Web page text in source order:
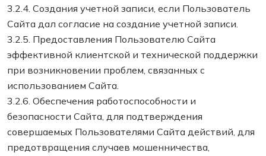
3.2.4. Создания учетной записи, если Пользователь
Сайта дал согласие на создание учетной записи.
3.2.5. Предоставления Пользователю Сайта
эффективной клиентской и технической поддержки
при возникновении проблем, связанных с
использованием Сайта.
3.2.6. Обеспечения работоспособности и
безопасности Сайта, для подтверждения
совершаемых Пользователями Сайта действий, для
предотвращения случаев мошенничества,